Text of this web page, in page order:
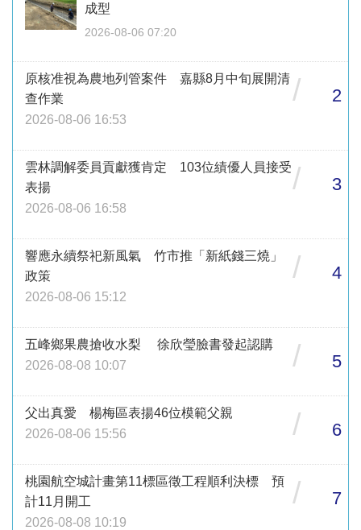
成型
2026-08-06 07:20
原核准視為農地列管案件 嘉縣8月中旬展開清
查作業
2026-08-06 16:53
/ 2
雲林調解委員貢獻獲肯定 103位績優人員接受
表揚
2026-08-06 16:58
/ 3
響應永續祭祀新風氣 竹市推「新紙錢三燒」
政策
2026-08-06 15:12
/ 4
五峰鄉果農搶收水梨 徐欣瑩臉書發起認購
2026-08-08 10:07
/ 5
父出真愛 楊梅區表揚46位模範父親
2026-08-06 15:56
/ 6
桃園航空城計畫第11標區徵工程順利決標 預
計11月開工
2026-08-08 10:19
/ 7